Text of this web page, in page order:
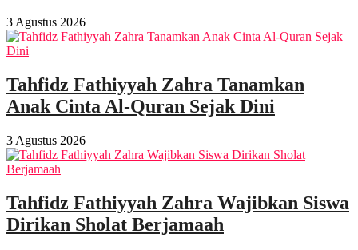
3 Agustus 2026
Tahfidz Fathiyyah Zahra Tanamkan
Anak Cinta Al-Quran Sejak Dini
3 Agustus 2026
Tahfidz Fathiyyah Zahra Wajibkan Siswa
Dirikan Sholat Berjamaah